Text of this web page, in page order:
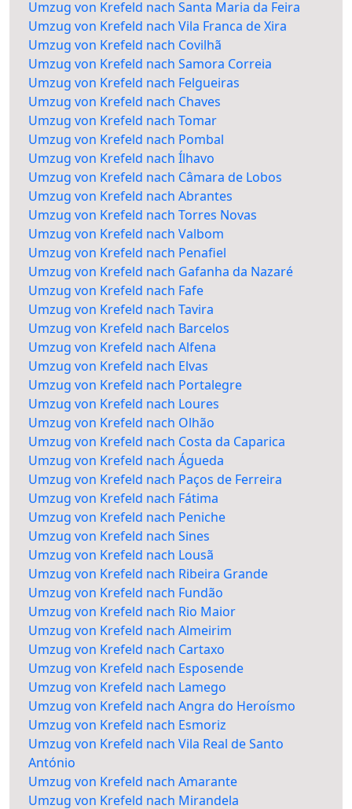
Umzug von Krefeld nach Santa Maria da Feira
Umzug von Krefeld nach Vila Franca de Xira
Umzug von Krefeld nach Covilhã
Umzug von Krefeld nach Samora Correia
Umzug von Krefeld nach Felgueiras
Umzug von Krefeld nach Chaves
Umzug von Krefeld nach Tomar
Umzug von Krefeld nach Pombal
Umzug von Krefeld nach Ílhavo
Umzug von Krefeld nach Câmara de Lobos
Umzug von Krefeld nach Abrantes
Umzug von Krefeld nach Torres Novas
Umzug von Krefeld nach Valbom
Umzug von Krefeld nach Penafiel
Umzug von Krefeld nach Gafanha da Nazaré
Umzug von Krefeld nach Fafe
Umzug von Krefeld nach Tavira
Umzug von Krefeld nach Barcelos
Umzug von Krefeld nach Alfena
Umzug von Krefeld nach Elvas
Umzug von Krefeld nach Portalegre
Umzug von Krefeld nach Loures
Umzug von Krefeld nach Olhão
Umzug von Krefeld nach Costa da Caparica
Umzug von Krefeld nach Águeda
Umzug von Krefeld nach Paços de Ferreira
Umzug von Krefeld nach Fátima
Umzug von Krefeld nach Peniche
Umzug von Krefeld nach Sines
Umzug von Krefeld nach Lousã
Umzug von Krefeld nach Ribeira Grande
Umzug von Krefeld nach Fundão
Umzug von Krefeld nach Rio Maior
Umzug von Krefeld nach Almeirim
Umzug von Krefeld nach Cartaxo
Umzug von Krefeld nach Esposende
Umzug von Krefeld nach Lamego
Umzug von Krefeld nach Angra do Heroísmo
Umzug von Krefeld nach Esmoriz
Umzug von Krefeld nach Vila Real de Santo
António
Umzug von Krefeld nach Amarante
Umzug von Krefeld nach Mirandela